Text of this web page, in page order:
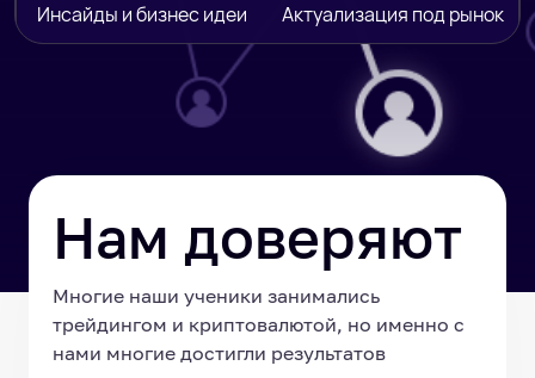
Инсайды и бизнес идеи Актуализация под рынок
Нам доверяют
Многие наши ученики занимались
трейдингом и криптовалютой, но именно с
нами многие достигли результатов